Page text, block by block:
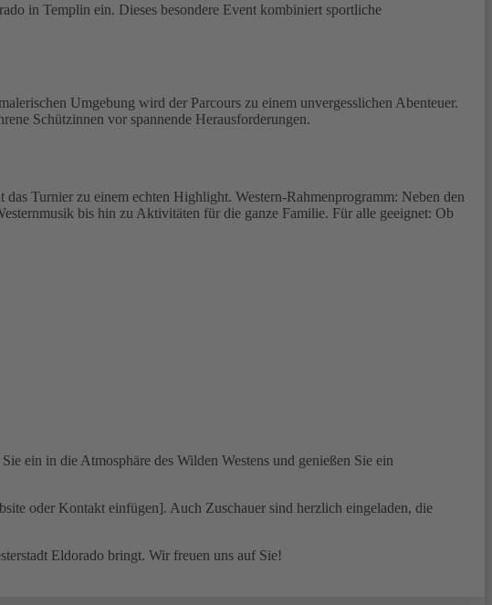
in Templin ein. Dieses besondere Event kombiniert sportliche
Umgebung wird der Parcours zu einem unvergesslichen Abenteuer.
Schützinnen vor spannende Herausforderungen.
Turnier zu einem echten Highlight. Western-Rahmenprogramm: Neben den
bis hin zu Aktivitäten für die ganze Familie. Für alle geeignet: Ob
ein in die Atmosphäre des Wilden Westens und genießen Sie ein
oder Kontakt einfügen]. Auch Zuschauer sind herzlich eingeladen, die
Eldorado bringt. Wir freuen uns auf Sie!